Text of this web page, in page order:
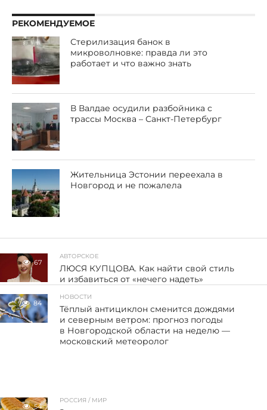
РЕКОМЕНДУЕМОЕ
Стерилизация банок в
микроволновке: правда ли это
работает и что важно знать
В Валдае осудили разбойника с
трассы Москва – Санкт-Петербург
Жительница Эстонии переехала в
Новгород и не пожалела
67
АВТОРСКОЕ
ЛЮСЯ КУПЦОВА. Как найти свой стиль
и избавиться от «нечего надеть»
84
НОВОСТИ
Тёплый антициклон сменится дождями
и северным ветром: прогноз погоды
в Новгородской области на неделю —
московский метеоролог
54
РОССИЯ / МИР